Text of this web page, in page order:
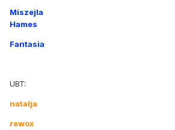
Miszejla
Hames
Fantasia
UBT:
natalja
rewox